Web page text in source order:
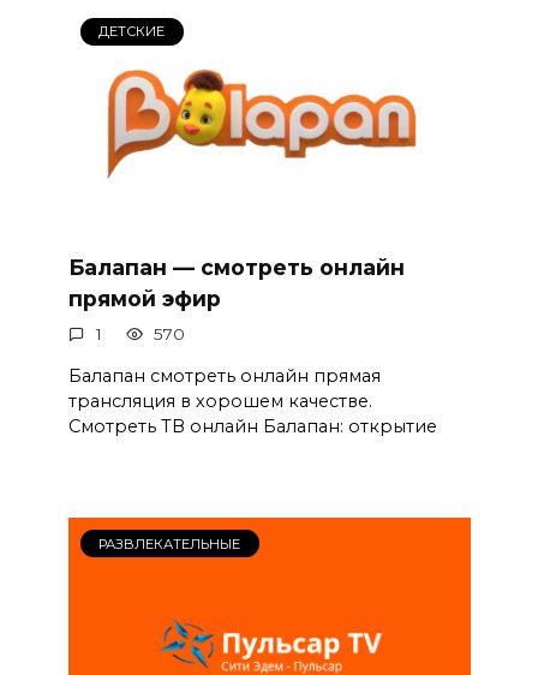
ДЕТСКИЕ
Балапан — смотреть онлайн
прямой эфир
1 570
Балапан смотреть онлайн прямая
трансляция в хорошем качестве.
Смотреть ТВ онлайн Балапан: открытие
РАЗВЛЕКАТЕЛЬНЫЕ